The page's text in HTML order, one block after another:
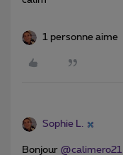
1 personne aime
Sophie L.
Bonjour @calimero21